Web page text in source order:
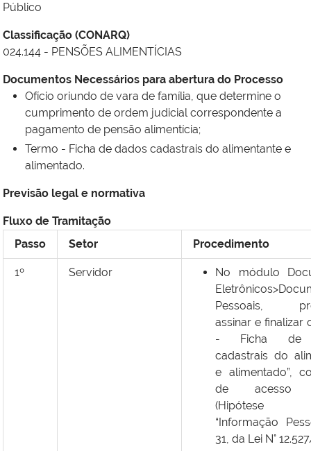
Público
Classificação (CONARQ)
024.144 - PENSÕES ALIMENTÍCIAS
Documentos Necessários para abertura do Processo
Ofício oriundo de vara de família, que determine o
cumprimento de ordem judicial correspondente a
pagamento de pensão alimentícia;
Termo - Ficha de dados cadastrais do alimentante e
alimentado.
Previsão legal e normativa
Fluxo de Tramitação
Passo
Setor Procedimento
1º Servidor
No módulo
Pessoais,
assinar e finalizar
- Ficha de
cadastrais do
e alimentado”,
de acesso
(Hipótese
“Informação
31, da Lei N°